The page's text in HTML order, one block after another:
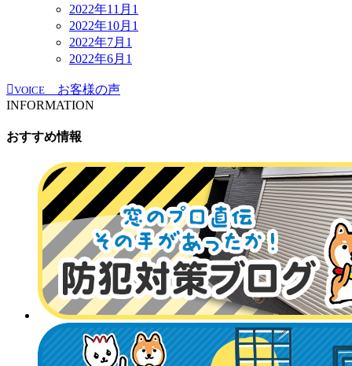
2022年11月 1
2022年10月 1
2022年7月 1
2022年6月 1
VOICE
お客様の声
INFORMATION
おすすめ情報